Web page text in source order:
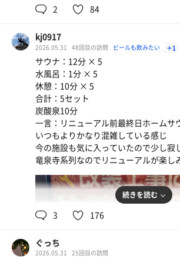
今夜は（タイミングが５分ほど速いも
時の熱々ロウリュを浴びて、１４度の
ラックスに落ちつつ、気分を整えてお
ぐらい繰り返しまして、いい心地です。
このへんで、安全に帰宅して、月曜日
喜盛さま、盛岡での暑い熱いサ活ライ
き、ありがとうございました。
そして、２ヶ月後またお会いしたいと
それではまた！
2 84
kj0917
2026.05.31 48回目の訪問 ビールも飲みたい ＋1
サウナ：12分 × 5
水風呂：1分 × 5
休憩：10分 × 5
合計：5セット
炭酸泉10分
一言：リニューアル前最終日ホームサ
いつもよりかなり混雑している感じ
今の施設も気に入っていたので少し寂
竜泉寺系列なのでリニューアルが楽し
続きを読む
3 176
ぐっち
2026.05.31 25回目の訪問